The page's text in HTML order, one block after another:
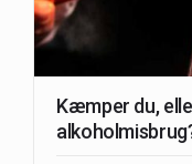
Kæmper du,